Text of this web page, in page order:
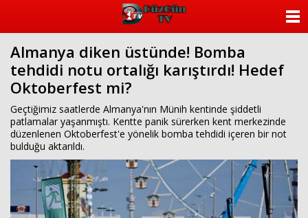
Almanya diken üstünde! Bomba
tehdidi notu ortalığı karıştırdı! Hedef
Oktoberfest mi?
Geçtiğimiz saatlerde Almanya'nın Münih kentinde şiddetli
patlamalar yaşanmıştı. Kentte panik sürerken kent merkezinde
düzenlenen Oktoberfest'e yönelik bomba tehdidi içeren bir not
bulduğu aktarıldı.
KATEGORİLER
ANKETLER
VİDEO GALERİ